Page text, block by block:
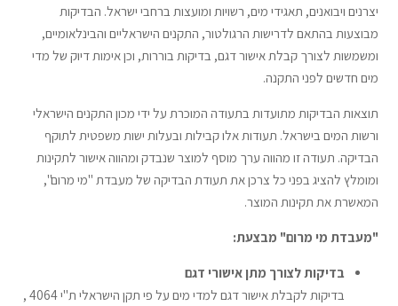
יצרנים ויבואנים, תאגידי מים, רשויות ומועצות ברחבי ישראל. הבדיקות
מבוצעות בהתאם לדרישות הרגולטור, התקנים הישראליים והבינלאומיים,
ומשמשות לצורך קבלת אישור דגם, בדיקות בוררות, וכן אימות דיוק של מדי
מים חדשים לפני התקנה.
תוצאות הבדיקות מתועדות בתעודה המוכרת על ידי מכון התקנים הישראלי
ורשות המים בישראל. תעודות אלו קבילות ובעלות ישות משפטית לתוקף
הבדיקה. תעודה זו מהווה ערך מוסף למוצר שנבדק ומהווה אישור לתקינות
ומומלץ להציג בפני כל צרכן את תעודת הבדיקה של מעבדת "מי מרום",
המאשרת את תקינות המוצר.
"מעבדת מי מרום" מבצעת:
בדיקות לצורך מתן אישורי דגם
בדיקות לקבלת אישור דגם למדי מים על פי תקן הישראלי ת"י 4064 ,